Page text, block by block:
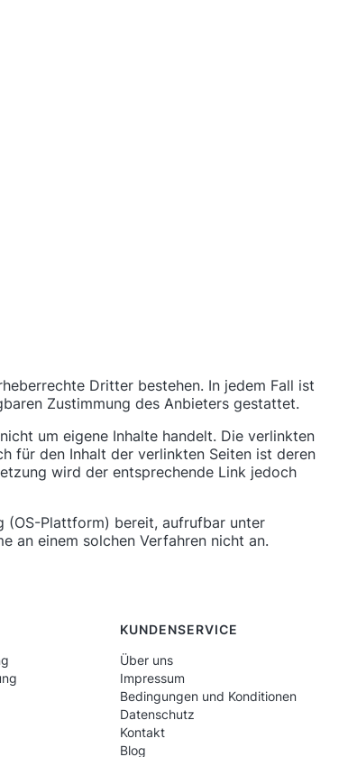
Dritter bestehen. In jedem Fall ist
Zustimmung des Anbieters gestattet.
um eigene Inhalte handelt. Die verlinkten
für den Inhalt der verlinkten Seiten ist deren
wird der entsprechende Link jedoch
(OS-Plattform) bereit, aufrufbar unter
an einem solchen Verfahren nicht an.
KUNDENSERVICE
Über uns
Impressum
Bedingungen und Konditionen
Datenschutz
Kontakt
Blog